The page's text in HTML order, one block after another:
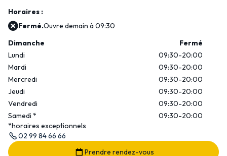
Horaires :
Fermé.Ouvre demain à 09:30
Dimanche
Fermé
Lundi
09:30-20:00
Mardi
09:30-20:00
Mercredi
09:30-20:00
Jeudi
09:30-20:00
Vendredi
09:30-20:00
Samedi *
09:30-20:00
*horaires exceptionnels
02 99 84 66 66
Prendre rendez-vous